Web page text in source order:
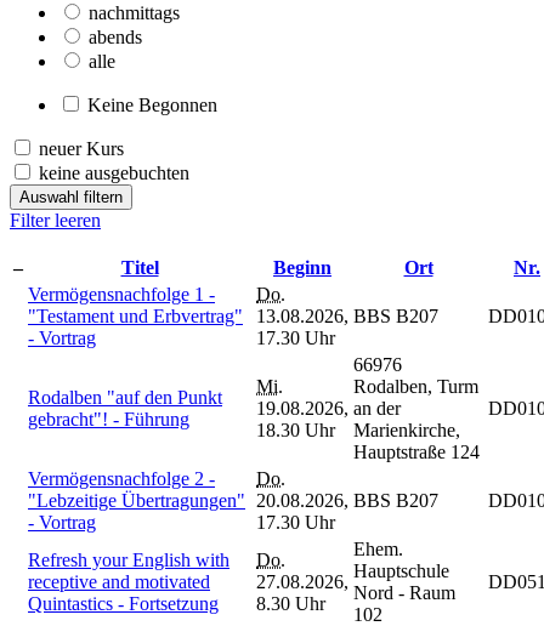
nachmittags
abends
alle
Keine Begonnen
neuer Kurs
keine ausgebuchten
Auswahl filtern
Filter leeren
– Titel Beginn Ort
Nr.
Vermögensnachfolge 1 -
"Testament und Erbvertrag"
- Vortrag
Do.
13.08.2026,
17.30 Uhr
BBS B207
Rodalben "auf den Punkt
gebracht"! - Führung
Mi.
19.08.2026,
18.30 Uhr
66976
Rodalben, Turm
an der
Marienkirche,
Hauptstraße 124
Vermögensnachfolge 2 -
"Lebzeitige Übertragungen"
- Vortrag
Do.
20.08.2026,
17.30 Uhr
BBS B207
Refresh your English with
receptive and motivated
Quintastics - Fortsetzung
Do.
27.08.2026,
8.30 Uhr
Ehem.
Hauptschule
Nord - Raum
102